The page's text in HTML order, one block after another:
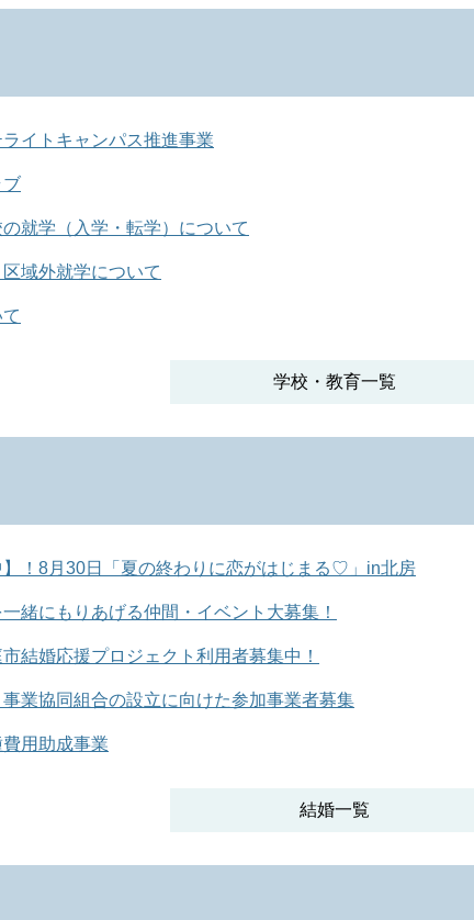
イトキャンパス推進事業
ブ
就学（入学・転学）について
域外就学について
学校・教育一覧
】！8月30日「夏の終わりに恋がはじまる♡」in北房
緒にもりあげる仲間・イベント大募集！
市結婚応援プロジェクト利用者募集中！
業協同組合の設立に向けた参加事業者募集
用助成事業
結婚一覧